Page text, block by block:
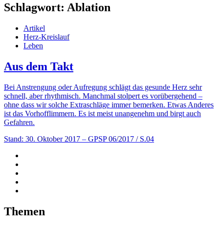
Schlagwort: Ablation
Artikel
Herz-Kreislauf
Leben
Aus dem Takt
Bei Anstrengung oder Aufregung schlägt das gesunde Herz sehr
schnell, aber rhythmisch. Manchmal stolpert es vorübergehend –
ohne dass wir solche Extraschläge immer bemerken. Etwas Anderes
ist das Vorhofflimmern. Es ist meist unangenehm und birgt auch
Gefahren.
Stand: 30. Oktober 2017 – GPSP 06/2017 / S.04
Themen